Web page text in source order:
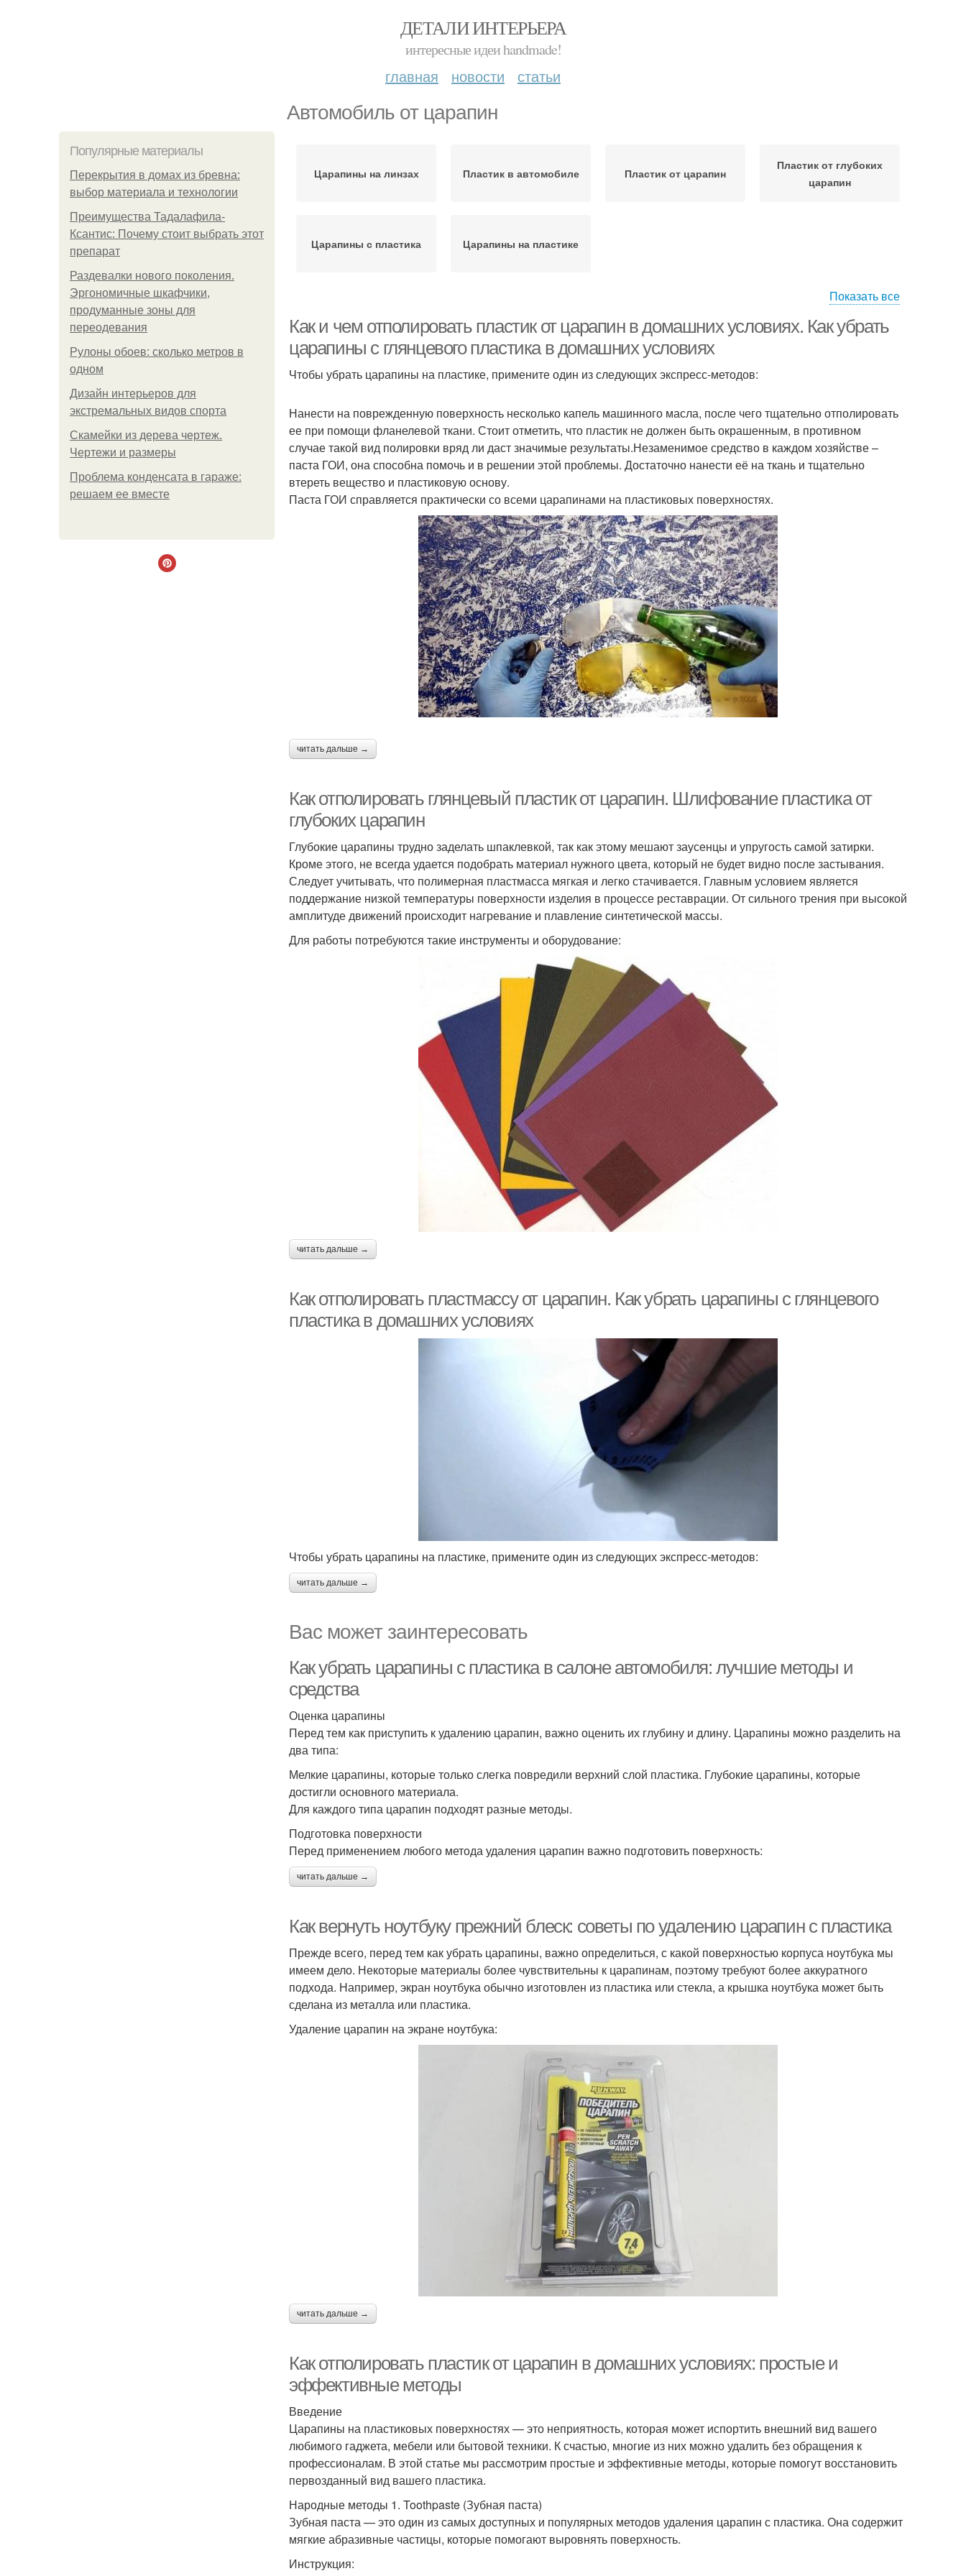
ДЕТАЛИ ИНТЕРЬЕРА
интересные идеи handmade!
главная новости статьи
Автомобиль от царапин
Популярные материалы
Перекрытия в домах из бревна:
выбор материала и технологии
Преимущества Тадалафила-
Ксантис: Почему стоит выбрать этот
препарат
Раздевалки нового поколения.
Эргономичные шкафчики,
продуманные зоны для
переодевания
Рулоны обоев: сколько метров в
одном
Дизайн интерьеров для
экстремальных видов спорта
Скамейки из дерева чертеж.
Чертежи и размеры
Проблема конденсата в гараже:
решаем ее вместе
Царапины на линзах Пластик в автомобиле Пластик от царапин
Пластик от глубоких
царапин
Царапины с пластика Царапины на пластике
Показать все
Как и чем отполировать пластик от царапин в домашних условиях. Как убрать
царапины с глянцевого пластика в домашних условиях
Чтобы убрать царапины на пластике, примените один из следующих экспресс-методов:
Нанести на поврежденную поверхность несколько капель машинного масла, после чего тщательно отполировать
ее при помощи фланелевой ткани. Стоит отметить, что пластик не должен быть окрашенным, в противном
случае такой вид полировки вряд ли даст значимые результаты.Незаменимое средство в каждом хозяйстве –
паста ГОИ, она способна помочь и в решении этой проблемы. Достаточно нанести её на ткань и тщательно
втереть вещество и пластиковую основу.
Паста ГОИ справляется практически со всеми царапинами на пластиковых поверхностях.
читать дальше →
Как отполировать глянцевый пластик от царапин. Шлифование пластика от
глубоких царапин
Глубокие царапины трудно заделать шпаклевкой, так как этому мешают заусенцы и упругость самой затирки.
Кроме этого, не всегда удается подобрать материал нужного цвета, который не будет видно после застывания.
Следует учитывать, что полимерная пластмасса мягкая и легко стачивается. Главным условием является
поддержание низкой температуры поверхности изделия в процессе реставрации. От сильного трения при высокой
амплитуде движений происходит нагревание и плавление синтетической массы.
Для работы потребуются такие инструменты и оборудование:
читать дальше →
Как отполировать пластмассу от царапин. Как убрать царапины с глянцевого
пластика в домашних условиях
Чтобы убрать царапины на пластике, примените один из следующих экспресс-методов:
читать дальше →
Вас может заинтересовать
Как убрать царапины с пластика в салоне автомобиля: лучшие методы и
средства
Оценка царапины
Перед тем как приступить к удалению царапин, важно оценить их глубину и длину. Царапины можно разделить на
два типа:
Мелкие царапины, которые только слегка повредили верхний слой пластика. Глубокие царапины, которые
достигли основного материала.
Для каждого типа царапин подходят разные методы.
Подготовка поверхности
Перед применением любого метода удаления царапин важно подготовить поверхность:
читать дальше →
Как вернуть ноутбуку прежний блеск: советы по удалению царапин с пластика
Прежде всего, перед тем как убрать царапины, важно определиться, с какой поверхностью корпуса ноутбука мы
имеем дело. Некоторые материалы более чувствительны к царапинам, поэтому требуют более аккуратного
подхода. Например, экран ноутбука обычно изготовлен из пластика или стекла, а крышка ноутбука может быть
сделана из металла или пластика.
Удаление царапин на экране ноутбука:
читать дальше →
Как отполировать пластик от царапин в домашних условиях: простые и
эффективные методы
Введение
Царапины на пластиковых поверхностях — это неприятность, которая может испортить внешний вид вашего
любимого гаджета, мебели или бытовой техники. К счастью, многие из них можно удалить без обращения к
профессионалам. В этой статье мы рассмотрим простые и эффективные методы, которые помогут восстановить
первозданный вид вашего пластика.
Народные методы 1. Toothpaste (Зубная паста)
Зубная паста — это один из самых доступных и популярных методов удаления царапин с пластика. Она содержит
мягкие абразивные частицы, которые помогают выровнять поверхность.
Инструкция: